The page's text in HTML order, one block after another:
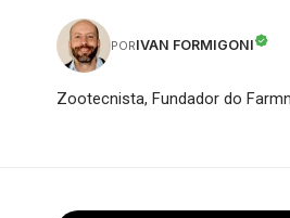
PORIVAN FORMIGONI
Zootecnista, Fundador do